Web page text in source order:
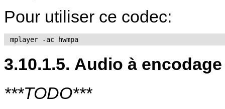
Pour utiliser ce codec:
mplayer -ac hwmpa
3.10.1.5. Audio à
***TODO***